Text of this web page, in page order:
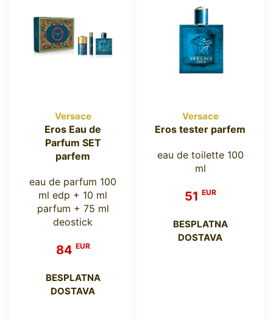
Versace
Eros Eau de
Parfum SET
parfem
eau de parfum 100
ml edp + 10 ml
parfum + 75 ml
deostick
84 EUR
BESPLATNA
DOSTAVA
Versace
Eros tester parfem
eau de toilette 100
ml
51 EUR
BESPLATNA
DOSTAVA